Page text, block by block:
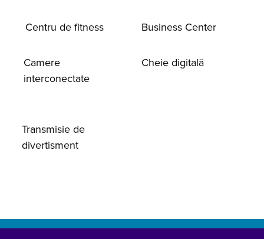
Centru de fitness Business Center
Camere
interconectate
Cheie digitală
Transmisie de
divertisment